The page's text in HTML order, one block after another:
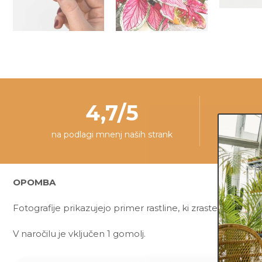
4,7/5
na podlagi mnenj naših strank
OPOMBA
Fotografije prikazujejo primer rastline, ki zraste iz
V naročilu je vključen 1 gomolj.